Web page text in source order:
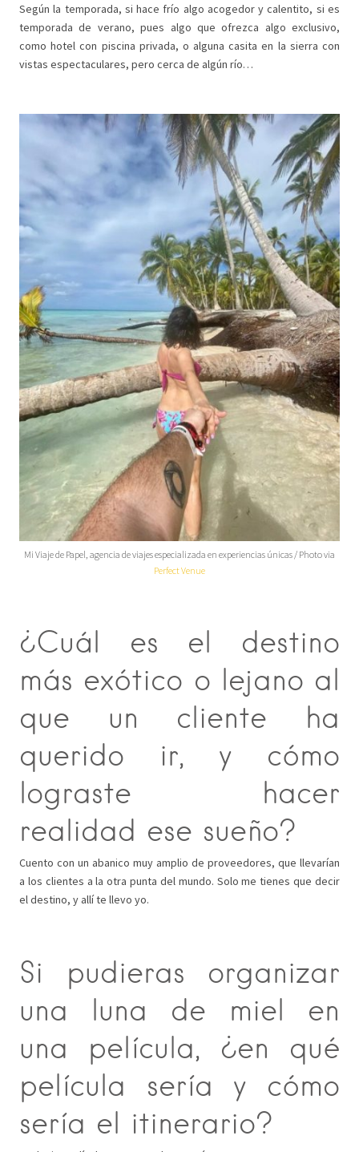
Según la temporada, si hace frío algo acogedor y calentito, si es
temporada de verano, pues algo que ofrezca algo exclusivo,
como hotel con piscina privada, o alguna casita en la sierra con
vistas espectaculares, pero cerca de algún río…
Mi Viaje de Papel, agencia de viajes especializada en experiencias únicas / Photo via
Perfect Venue
¿Cuál es el destino
más exótico o lejano al
que un cliente ha
querido ir, y cómo
lograste hacer
realidad ese sueño?
Cuento con un abanico muy amplio de proveedores, que llevarían
a los clientes a la otra punta del mundo. Solo me tienes que decir
el destino, y allí te llevo yo.
Si pudieras organizar
una luna de miel en
una película, ¿en qué
película sería y cómo
sería el itinerario?